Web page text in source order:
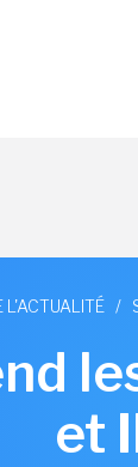
L'ACTUALITÉ /
et